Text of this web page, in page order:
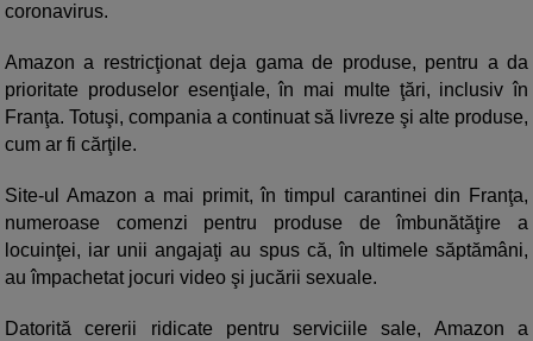
coronavirus.
Amazon a restricţionat deja gama de produse, pentru a da
prioritate produselor esenţiale, în mai multe ţări, inclusiv în
Franţa. Totuşi, compania a continuat să livreze şi alte produse,
cum ar fi cărţile.
Site-ul Amazon a mai primit, în timpul carantinei din Franţa,
numeroase comenzi pentru produse de îmbunătăţire a
locuinţei, iar unii angajaţi au spus că, în ultimele săptămâni,
au împachetat jocuri video şi jucării sexuale.
Datorită cererii ridicate pentru serviciile sale, Amazon a